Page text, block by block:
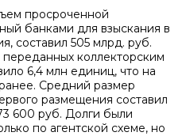
просроченной
банками для взыскания в
составил 505 млрд. руб.
коллекторским
6,4 млн единиц, что на
Средний размер
размещения составил
600 руб. Долги были
по агентской схеме, но